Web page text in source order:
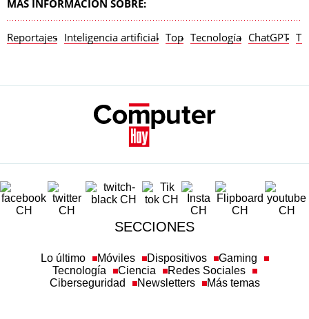
MÁS INFORMACIÓN SOBRE:
Reportajes Inteligencia artificial Top Tecnología ChatGPT
SECCIONES
Tecnología
Ciencia
Redes Sociales
Ciberseguridad
Newsletters Más temas